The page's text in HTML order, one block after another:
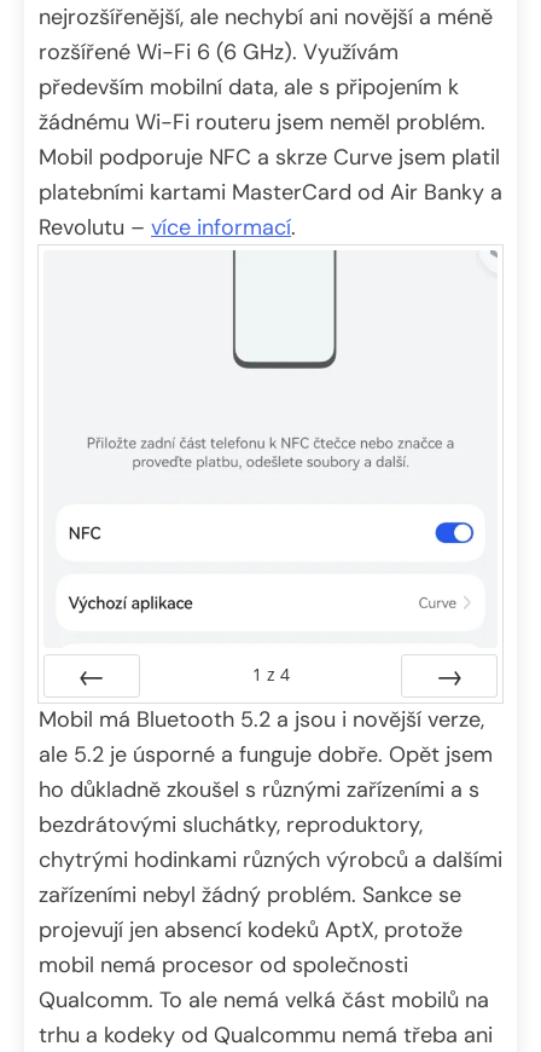
nejrozšířenější, ale nechybí ani novější a méně
rozšířené Wi-Fi 6 (6 GHz). Využívám
především mobilní data, ale s připojením k
žádnému Wi-Fi routeru jsem neměl problém.
Mobil podporuje NFC a skrze Curve jsem platil
platebními kartami MasterCard od Air Banky a
Revolutu – více informací.
Předchozí
1 z 4
Další
Mobil má Bluetooth 5.2 a jsou i novější verze,
ale 5.2 je úsporné a funguje dobře. Opět jsem
ho důkladně zkoušel s různými zařízeními a s
bezdrátovými sluchátky, reproduktory,
chytrými hodinkami různých výrobců a dalšími
zařízeními nebyl žádný problém. Sankce se
projevují jen absencí kodeků AptX, protože
mobil nemá procesor od společnosti
Qualcomm. To ale nemá velká část mobilů na
trhu a kodeky od Qualcommu nemá třeba ani